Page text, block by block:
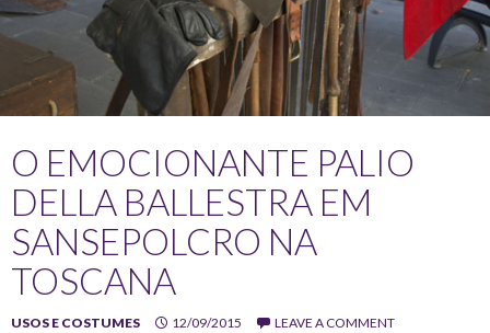
O EMOCIONANTE PALIO
DELLA BALLESTRA EM
SANSEPOLCRO NA
TOSCANA
USOS E COSTUMES 12/09/2015 LEAVE A COMMENT